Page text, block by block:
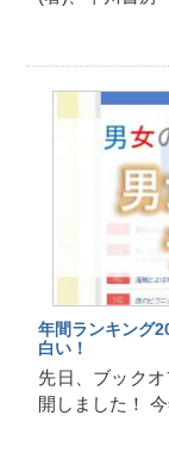
年間ランキング
白い！
先日、ブック
開しました！